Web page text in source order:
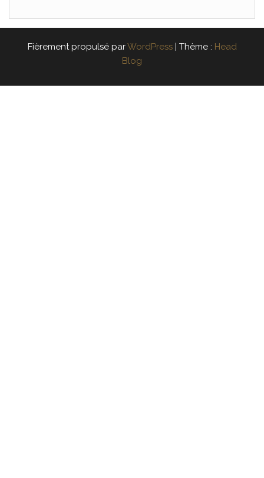
Fièrement propulsé parWordPress | Thème : Head
Blog